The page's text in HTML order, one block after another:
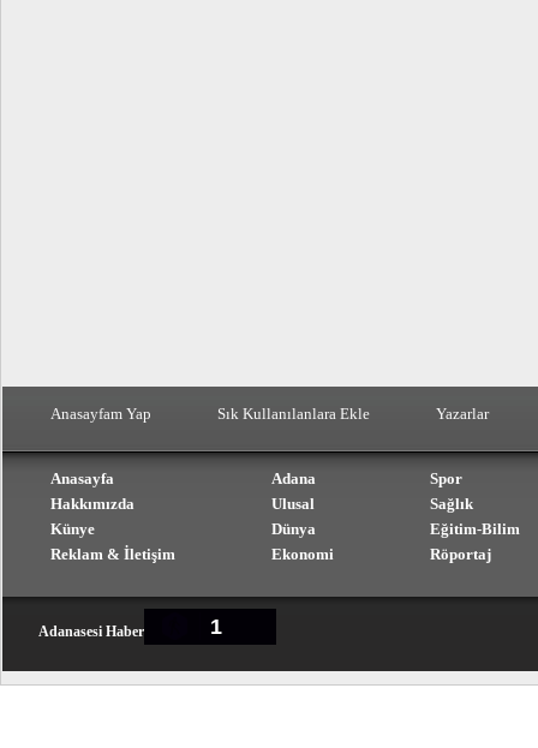
Anasayfam Yap Sık Kullanılanlara Ekle Yazarlar
Anasayfa
Hakkımızda
Künye
Reklam & İletişim
Adana
Ulusal
Dünya
Ekonomi
Spor
Sağlık
Eğitim-Bilim
Röportaj
Adanasesi Haber 1